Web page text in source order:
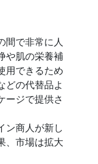
間で非常に人
や肌の栄養補
用できるため
どの代替品よ
ージで提供さ
ン商人が新し
、市場は拡大